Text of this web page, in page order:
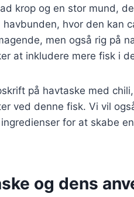
krop og en stor mund,
hvor den kan
men også rig på
at inkludere mere fisk i
på havtaske med
ved denne fisk. Vi vil
for at skabe
og dens